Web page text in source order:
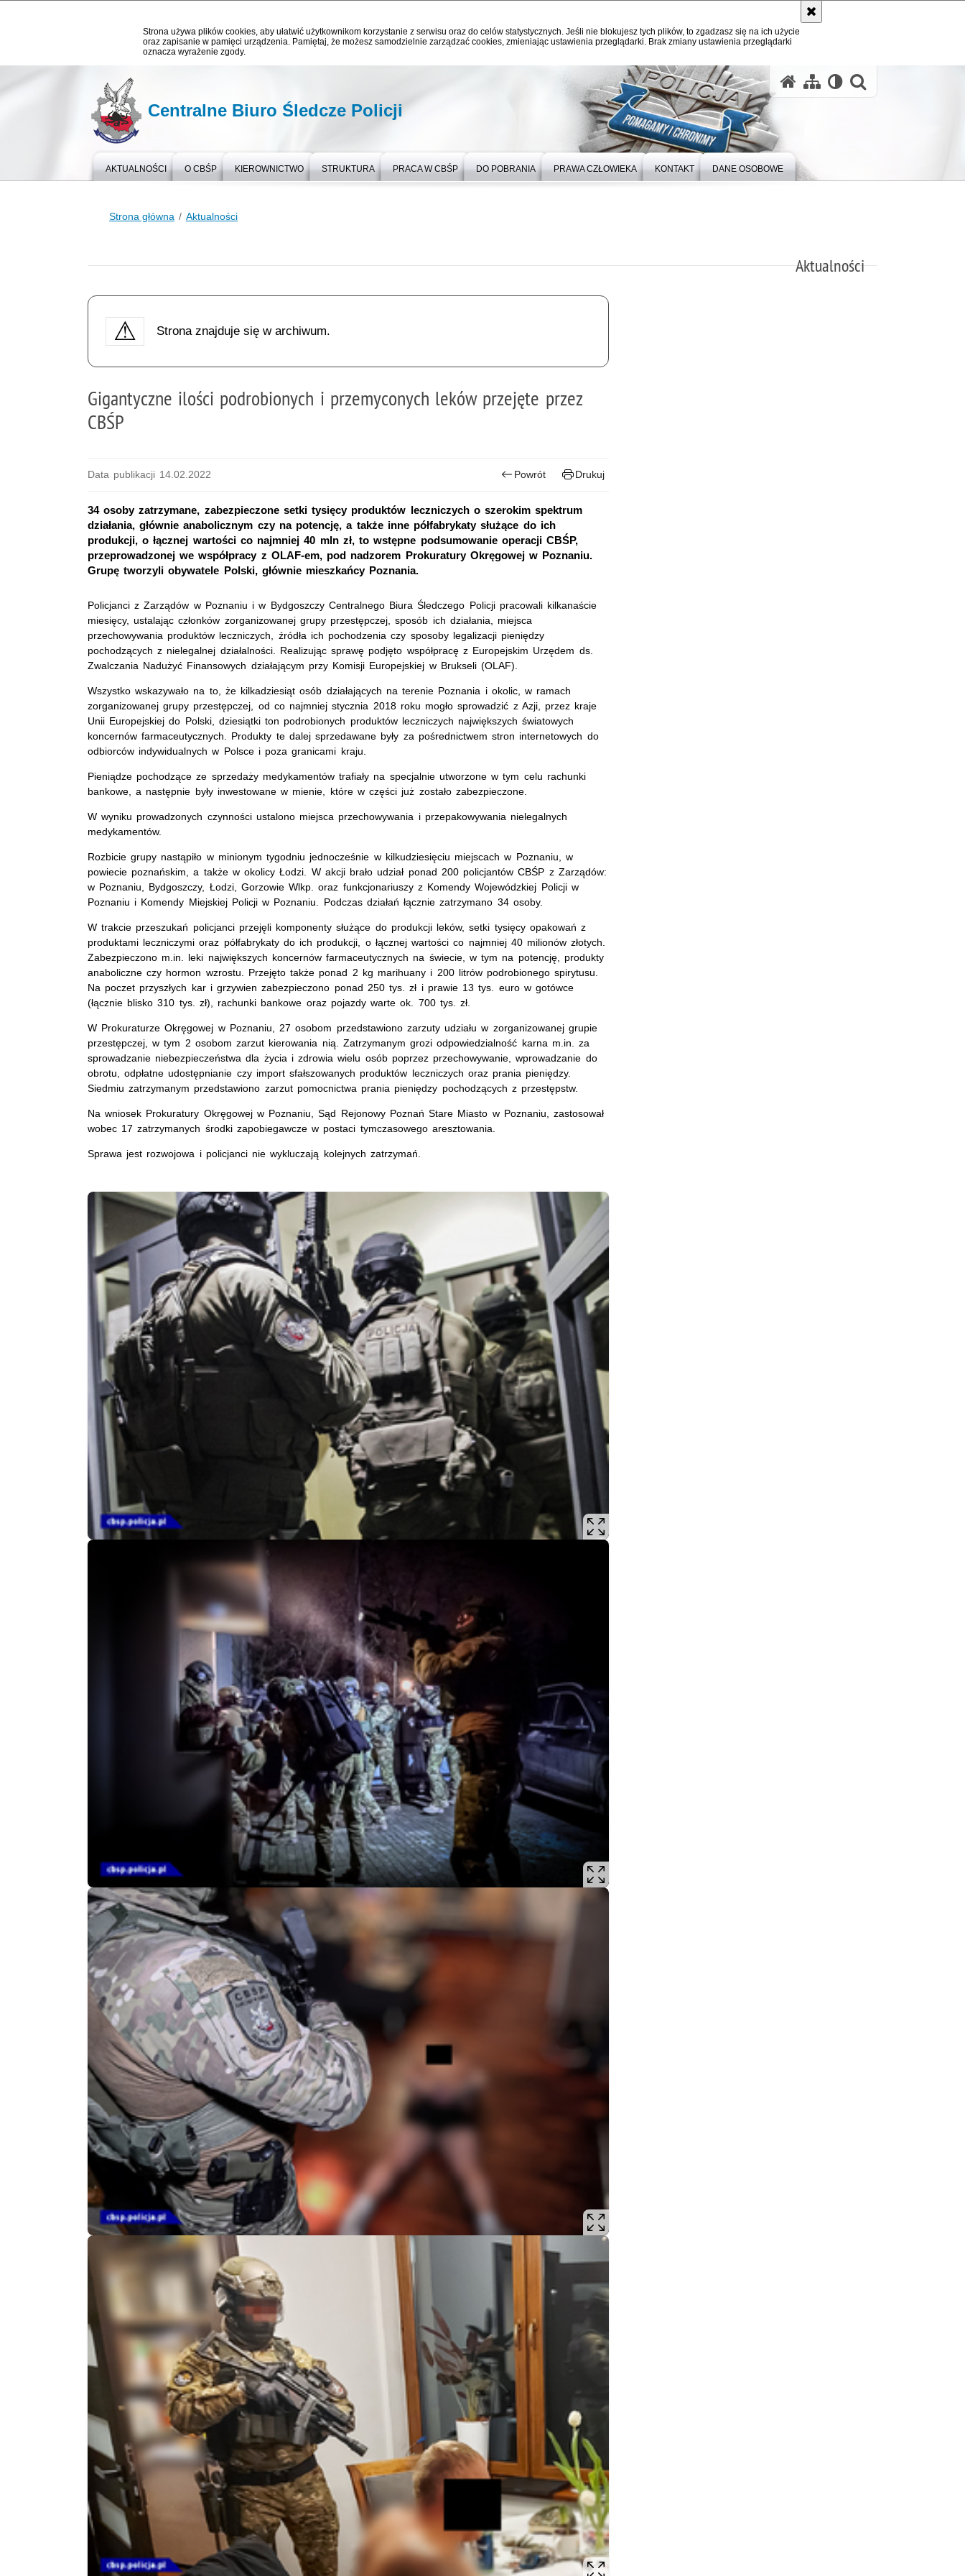
Strona używa plików cookies, aby ułatwić użytkownikom korzystanie z serwisu oraz do celów statystycznych. Jeśli nie blokujesz tych plików, to zgadzasz się na ich użycie
oraz zapisanie w pamięci urządzenia. Pamiętaj, że możesz samodzielnie zarządzać cookies, zmieniając ustawienia przeglądarki. Brak zmiany ustawienia przeglądarki
oznacza wyrażenie zgody.
Centralne Biuro Śledcze Policji
AKTUALNOŚCI O CBŚP KIEROWNICTWO STRUKTURA PRACA W CBŚP DO POBRANIA PRAWA CZŁOWIEKA KONTAKT DANE OSOBOWE
Strona główna Aktualności
Aktualności
Strona znajduje się w archiwum.
Gigantyczne ilości podrobionych i przemyconych leków przejęte przez
CBŚP
Data publikacji 14.02.2022 Powrót Drukuj
34 osoby zatrzymane, zabezpieczone setki tysięcy produktów leczniczych o szerokim spektrum
działania, głównie anabolicznym czy na potencję, a także inne półfabrykaty służące do ich
produkcji, o łącznej wartości co najmniej 40 mln zł, to wstępne podsumowanie operacji CBŚP,
przeprowadzonej we współpracy z OLAF-em, pod nadzorem Prokuratury Okręgowej w Poznaniu.
Grupę tworzyli obywatele Polski, głównie mieszkańcy Poznania.
Policjanci z Zarządów w Poznaniu i w Bydgoszczy Centralnego Biura Śledczego Policji pracowali kilkanaście
miesięcy, ustalając członków zorganizowanej grupy przestępczej, sposób ich działania, miejsca
przechowywania produktów leczniczych, źródła ich pochodzenia czy sposoby legalizacji pieniędzy
pochodzących z nielegalnej działalności. Realizując sprawę podjęto współpracę z Europejskim Urzędem ds.
Zwalczania Nadużyć Finansowych działającym przy Komisji Europejskiej w Brukseli (OLAF).
Wszystko wskazywało na to, że kilkadziesiąt osób działających na terenie Poznania i okolic, w ramach
zorganizowanej grupy przestępczej, od co najmniej stycznia 2018 roku mogło sprowadzić z Azji, przez kraje
Unii Europejskiej do Polski, dziesiątki ton podrobionych produktów leczniczych największych światowych
koncernów farmaceutycznych. Produkty te dalej sprzedawane były za pośrednictwem stron internetowych do
odbiorców indywidualnych w Polsce i poza granicami kraju.
Pieniądze pochodzące ze sprzedaży medykamentów trafiały na specjalnie utworzone w tym celu rachunki
bankowe, a następnie były inwestowane w mienie, które w części już zostało zabezpieczone.
W wyniku prowadzonych czynności ustalono miejsca przechowywania i przepakowywania nielegalnych
medykamentów.
Rozbicie grupy nastąpiło w minionym tygodniu jednocześnie w kilkudziesięciu miejscach w Poznaniu, w
powiecie poznańskim, a także w okolicy Łodzi. W akcji brało udział ponad 200 policjantów CBŚP z Zarządów:
w Poznaniu, Bydgoszczy, Łodzi, Gorzowie Wlkp. oraz funkcjonariuszy z Komendy Wojewódzkiej Policji w
Poznaniu i Komendy Miejskiej Policji w Poznaniu. Podczas działań łącznie zatrzymano 34 osoby.
W trakcie przeszukań policjanci przejęli komponenty służące do produkcji leków, setki tysięcy opakowań z
produktami leczniczymi oraz półfabrykaty do ich produkcji, o łącznej wartości co najmniej 40 milionów złotych.
Zabezpieczono m.in. leki największych koncernów farmaceutycznych na świecie, w tym na potencję, produkty
anaboliczne czy hormon wzrostu. Przejęto także ponad 2 kg marihuany i 200 litrów podrobionego spirytusu.
Na poczet przyszłych kar i grzywien zabezpieczono ponad 250 tys. zł i prawie 13 tys. euro w gotówce
(łącznie blisko 310 tys. zł), rachunki bankowe oraz pojazdy warte ok. 700 tys. zł.
W Prokuraturze Okręgowej w Poznaniu, 27 osobom przedstawiono zarzuty udziału w zorganizowanej grupie
przestępczej, w tym 2 osobom zarzut kierowania nią. Zatrzymanym grozi odpowiedzialność karna m.in. za
sprowadzanie niebezpieczeństwa dla życia i zdrowia wielu osób poprzez przechowywanie, wprowadzanie do
obrotu, odpłatne udostępnianie czy import sfałszowanych produktów leczniczych oraz prania pieniędzy.
Siedmiu zatrzymanym przedstawiono zarzut pomocnictwa prania pieniędzy pochodzących z przestępstw.
Na wniosek Prokuratury Okręgowej w Poznaniu, Sąd Rejonowy Poznań Stare Miasto w Poznaniu, zastosował
wobec 17 zatrzymanych środki zapobiegawcze w postaci tymczasowego aresztowania.
Sprawa jest rozwojowa i policjanci nie wykluczają kolejnych zatrzymań.